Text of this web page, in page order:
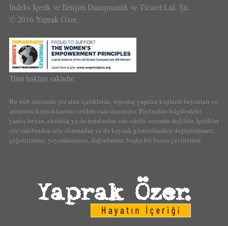
İndeks İçerik ve İletişim Danışmanlık ve Ticaret Ltd. Şti.
© 2016 Yaprak Özer.
Tüm hakları saklıdır.
Bu web sitesinde yer alan içeriklerde, röportaj yapılan kişilerin beyanları ve
araştırma kaynaklarının verileri esas alınmıştır. Paylaşılan bilgilerdeki
yanlış beyan, eksiklik ya da hatalardan site sahibi sorumlu değildir. İçerikler
site sahibinden izin alınmadan ya da kaynak gösterilmeden değiştirilemez,
çoğaltılamaz, yayımlanamaz, dağıtılamaz, başka bir lisana çevrilemez.